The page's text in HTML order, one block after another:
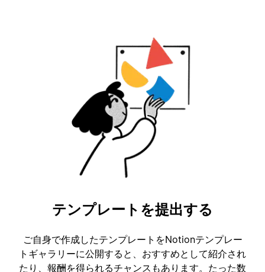
テンプレートを提出する
ご自身で作成したテンプレートをNotionテンプレー
トギャラリーに公開すると、おすすめとして紹介され
たり、報酬を得られるチャンスもあります。たった数